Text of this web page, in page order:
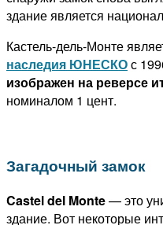
здание является
Кастель-дель-Монте
наследия ЮНЕСКОс
изображен на реверсе
номиналом 1 цент.
Загадочный замок
Castel del Monte— это
здание. Вот некоторые